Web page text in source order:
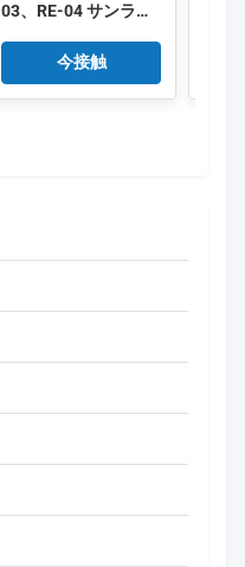
03、RE-04 サンライ
向流量制御バルブ
1/8"、1/4"、3/8"、
1/2"
今接触